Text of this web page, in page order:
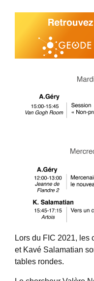
Lors du FIC 2021, les
et Kavé Salamatian
tables rondes.